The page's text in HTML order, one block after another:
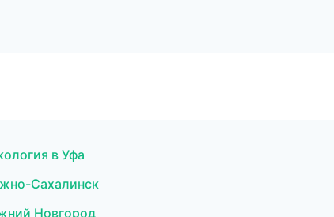
в Уфа
Сахалинск
Новгород